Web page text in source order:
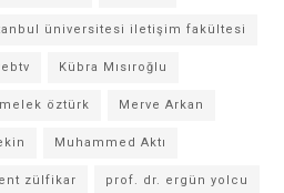
üniversitesi iletişim fakültesi
Kübra Mısıroğlu
melek öztürk Merve Arkan
Muhammed Aktı
zülfikar prof. dr. ergün yolcu